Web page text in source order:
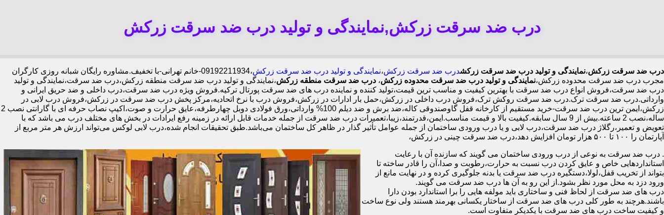
درب ضد سرقت زرکش,نمایندگی و تولید درب ضد سرقت زرکش
درب ضد سرقت زرکش،نمایندگی و تولید درب ضد سرقت زرکشدرب ضد سرقت زرکش،نمایندگی و تولید درب ضد سرقت زرکش
،09192211934-خانم تهرانی-با تخفیف.مشاوره رایگان شبانه روزی کارگران
مجرب درب ضد سرقت محدوده زرکش،نمایندگی و تولید درب ضد سرقت محدوده زرکش، درب ضد سرقت منطقه زرکش،نمایندگی و تولید درب ضد سرقت منطقه زرکش،درب ضد سرقت،نمایندگی و تولید
درب ضد سرقت،فروش انواع درب ضد سرقت با بهترین کیفیت و مناسب ترین قیمت،تولید کننده و نماینده درب های ضد سرقت پورتال ترکیه.فروش ویژه درب ضد سرقت،درب داخلی و ضد حریق ایرانی و
وارداتی.درب ضد سرقت ترک.درب ضد سرقت روکش ترک،فروش درب داخلی در زرکش،حمل بار ادارات در زرکش،فروش درب با نرخ اتحادیه،مرکز پخش درب ضد سرقت در زرکش،فروش درب لابی در
زرکش،ایمن ترین درب ضد سرقت-خرید مستقیم از کارخانه قفل گاوصندوقی کاله،ضد برش و ضد دیلم 100% وارداتی،ورق فولادی دوبل چهارطرفه،عایق حرارت و صوت،اکیپ نصاب حرفه ای با گارانتی نصب 2
ساله،نصب 2 ساعته.بیش از 9 سال سابقه.کیفیت بالا و قیمت مناسب.ایمن،قدرتمند،زیبا،تعمیرات درب ضد سرقت از جمله خدمات قابل ارائه در زمینه رفع ایرادات در بخش های مختلف درب می باشد که با
تعویض و تعمیر،رگلاژ درب ضد سرقت،درب لابی و یا درب ورودی ساختمان از جمله عوامل تأثیر گذار در ظاهر کل ساختمان می‌باشد.طبق تحقیقات انجام شده،درب لابی لوکس می‌تواند ارزش هر متر مربع از
آپارتمان را ۱۰۰ تا ۵۰۰ هزار تومان افزایش دهد،درب ضد سرقت چینی در زرکش،
. درب ضد سرقت به نوعی از درب ورودی ساختمان می گویند که سازنده آن با رعایت
استانداردهایی خاص و عایق کردن درب نسبت به حرارت،رطوبت و صدا،آن را قادر ساخته تا
بتواند از تخریب قفل،لولا،دستگیره درب ضد سرقت یا بدنه جلوگیری کرده و در نهایت مانع از
ورود دزد به محل مورد نظر بشود.از این رو به آن ها درب ضد سرقت می گویند.
درب های ضد سرقت از لحاظ فنی و ساختاری باید مولفه هایی را برا استاندارد بودن دارا
باشند.هرچند به طور کلی درب های ضد سرقت از ساختار یکسانی بهرمند هستند ولی نوع ساخت
و کیفیت ساخت درب های ضد سرقت با یکدیکر متفاوت است.